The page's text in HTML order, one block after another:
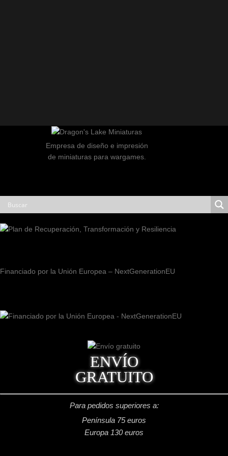
Empresa de diseño e impresión
de miniaturas para wargames.
Financiado por la Unión Europea – NextGenerationEU
ENVÍO
GRATUITO
Para pedidos superiores a:
Península 75 euros
Europa 130 euros